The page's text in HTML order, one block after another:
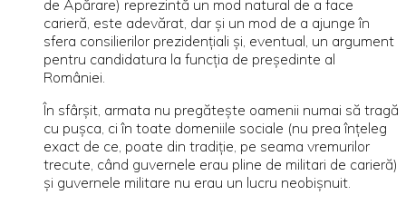
de Apărare) reprezintă un mod natural de a face
carieră, este adevărat, dar şi un mod de a ajunge în
sfera consilierilor prezidenţiali şi, eventual, un argument
pentru candidatura la funcţia de preşedinte al
României.
În sfârşit, armata nu pregăteşte oamenii numai să tragă
cu puşca, ci în toate domeniile sociale (nu prea înţeleg
exact de ce, poate din tradiţie, pe seama vremurilor
trecute, când guvernele erau pline de militari de carieră)
şi guvernele militare nu erau un lucru neobişnuit.